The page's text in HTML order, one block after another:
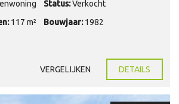
Status:Verkocht
117 m² Bouwjaar: 1982
VERGELIJKEN DETAILS